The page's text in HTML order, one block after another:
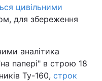
цивільними
для збереження
аналітика
папері" в строю 18
Ту-160, строк